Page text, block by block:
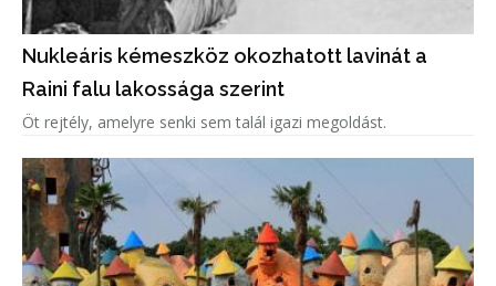
Nukleáris kémeszköz okozhatott lavinát a
Raini falu lakossága szerint
Öt rejtély, amelyre senki sem talál igazi megoldást.